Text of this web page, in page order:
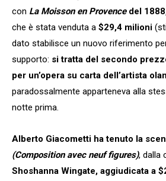
con La Moisson en Provencedel
che è stata venduta a $29,4 milioni
dato stabilisce un nuovo riferimento
supporto: si tratta del secondo
per un’opera su carta dell’artista
paradossalmente apparteneva alla
notte prima.
Alberto Giacometti ha tenuto la
(Composition avec neuf figures), dalla
Shoshanna Wingate, aggiudicata a